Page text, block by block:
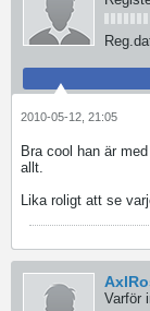
2010-05-12, 21:05
Bra cool han är
allt.
Lika roligt att se
Varför